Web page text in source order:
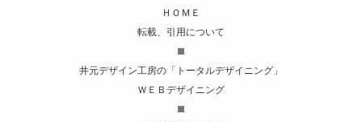
ＨＯＭＥ
転載、引用について
井元デザイン工房の「トータルデザイニング」
ＷＥＢデザイニング